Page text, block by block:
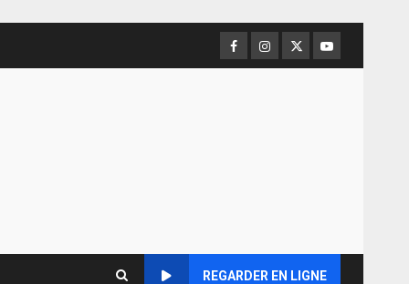
Facebook
Instagram
TwitterYoutube
REGARDER EN LIGNE